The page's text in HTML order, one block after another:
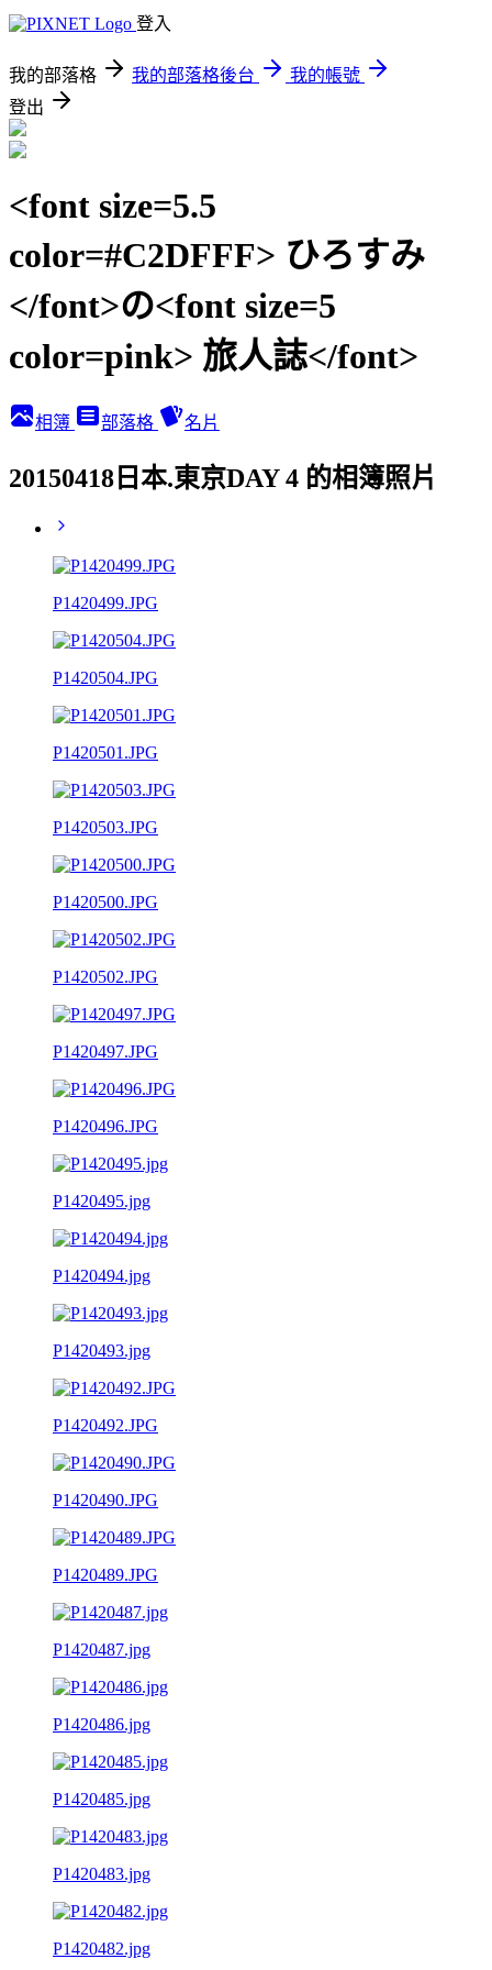
登入
我的部落格 我的部落格後台
我的帳號
登出
<font size=5.5
color=#C2DFFF> ひろすみ
</font>の<font size=5
color=pink> 旅人誌</font>
相簿 部落格 名片
20150418日本.東京DAY 4 的相簿照片
P1420499.JPG
P1420504.JPG
P1420501.JPG
P1420503.JPG
P1420500.JPG
P1420502.JPG
P1420497.JPG
P1420496.JPG
P1420495.jpg
P1420494.jpg
P1420493.jpg
P1420492.JPG
P1420490.JPG
P1420489.JPG
P1420487.jpg
P1420486.jpg
P1420485.jpg
P1420483.jpg
P1420482.jpg